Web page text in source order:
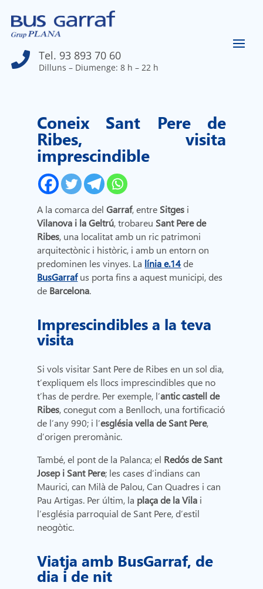
 Tel. 93 893 70 60
Dilluns – Diumenge: 8 h – 22 h
Coneix Sant Pere de
Ribes, visita
imprescindible
A la comarca delGarraf, entre Sitges i
Vilanova i la Geltrú, trobareu Sant Pere de
Ribes, una localitat amb un ric patrimoni
arquitectònic i històric, i amb un entorn on
predominen les vinyes. La línia e.14de
BusGarrafus porta fins a aquest municipi, des
de Barcelona.
Imprescindibles a la teva
visita
Si vols visitar Sant Pere de Ribes en un sol dia,
t’expliquem els llocs imprescindibles que no
t’has de perdre. Per exemple, l’antic castell de
Ribes, conegut com a Benlloch, una fortificació
de l’any 990; i l’església vella de Sant Pere,
d’origen preromànic.
També, el pont de la Palanca; el Redós de Sant
Josep i Sant Pere; les cases d’indians can
Maurici, can Milà de Palou, Can Quadres i can
Pau Artigas. Per últim, la plaça de la Vila i
l’església parroquial de Sant Pere, d’estil
neogòtic.
Viatja amb BusGarraf, de
dia i de nit